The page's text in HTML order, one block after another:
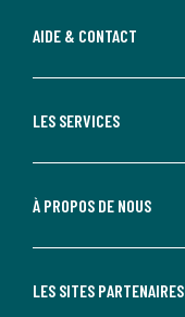
AIDE & CONTACT
LES SERVICES
À PROPOS DE NOUS
LES SITES PARTENAIRES